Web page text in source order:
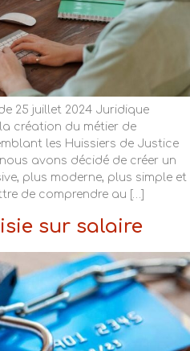
25 juillet 2024 Juridique
création du métier de
les Huissiers de Justice
avons décidé de créer un
plus moderne, plus simple et
de comprendre au […]
sur salaire